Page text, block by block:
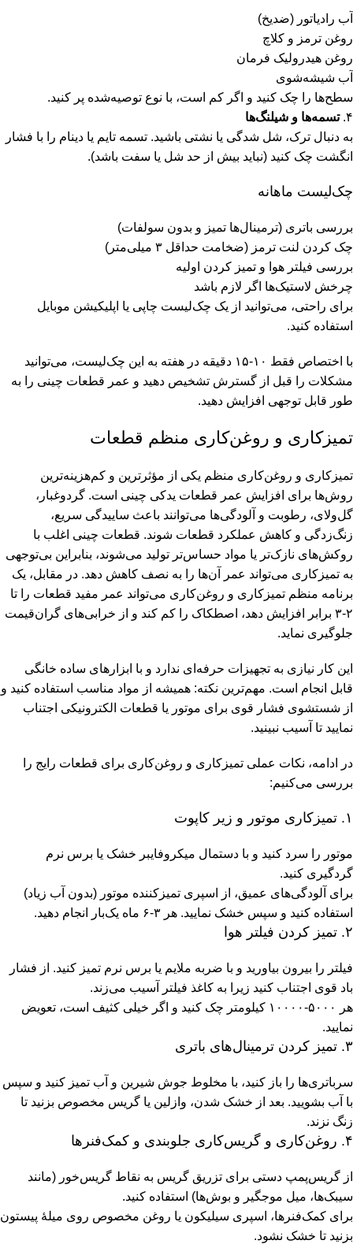
آب رادیاتور (ضدیخ)
روغن ترمز و کلاچ
روغن هیدرولیک فرمان
آب شیشه‌شوی
سطح‌ها را چک کنید و اگر کم است، با نوع توصیه‌شده پر کنید.
۴. تسمه‌ها و شیلنگ‌ها
به دنبال ترک، شل شدگی یا نشتی باشید. تسمه تایم یا دینام را با فشار
انگشت چک کنید (نباید بیش از حد شل یا سفت باشد).
چک‌لیست ماهانه
بررسی باتری (ترمینال‌ها تمیز و بدون سولفات)
چک کردن لنت ترمز (ضخامت حداقل ۳ میلی‌متر)
بررسی فیلتر هوا و تمیز کردن اولیه
چرخش لاستیک‌ها اگر لازم باشد
برای راحتی، می‌توانید از یک چک‌لیست چاپی یا اپلیکیشن موبایل
استفاده کنید.
با اختصاص فقط ۱۰-۱۵ دقیقه در هفته به این چک‌لیست، می‌توانید
مشکلات را قبل از گسترش تشخیص دهید و عمر قطعات چینی را به
طور قابل توجهی افزایش دهید.
تمیزکاری و روغن‌کاری منظم قطعات
تمیزکاری و روغن‌کاری منظم یکی از مؤثرترین و کم‌هزینه‌ترین
روش‌ها برای افزایش عمر قطعات یدکی چینی است. گردوغبار،
گل‌ولای، رطوبت و آلودگی‌ها می‌توانند باعث ساییدگی سریع،
زنگ‌زدگی و کاهش عملکرد قطعات شوند. قطعات چینی اغلب با
روکش‌های نازک‌تر یا مواد حساس‌تر تولید می‌شوند، بنابراین بی‌توجهی
به تمیزکاری می‌تواند عمر آن‌ها را به نصف کاهش دهد. در مقابل، یک
برنامه منظم تمیزکاری و روغن‌کاری می‌تواند عمر مفید قطعات را تا
۲-۳ برابر افزایش دهد، اصطکاک را کم کند و از خرابی‌های گران‌قیمت
جلوگیری نماید.
این کار نیازی به تجهیزات حرفه‌ای ندارد و با ابزارهای ساده خانگی
قابل انجام است. مهم‌ترین نکته: همیشه از مواد مناسب استفاده کنید و
از شستشوی فشار قوی برای موتور یا قطعات الکترونیکی اجتناب
نمایید تا آسیب نبینید.
در ادامه، نکات عملی تمیزکاری و روغن‌کاری برای قطعات رایج را
بررسی می‌کنیم:
۱. تمیزکاری موتور و زیر کاپوت
موتور را سرد کنید و با دستمال میکروفایبر خشک یا برس نرم
گردگیری کنید.
برای آلودگی‌های عمیق، از اسپری تمیزکننده موتور (بدون آب زیاد)
استفاده کنید و سپس خشک نمایید. هر ۳-۶ ماه یک‌بار انجام دهید.
۲. تمیز کردن فیلتر هوا
فیلتر را بیرون بیاورید و با ضربه ملایم یا برس نرم تمیز کنید. از فشار
باد قوی اجتناب کنید زیرا به کاغذ فیلتر آسیب می‌زند.
هر ۵۰۰۰-۱۰۰۰۰ کیلومتر چک کنید و اگر خیلی کثیف است، تعویض
نمایید.
۳. تمیز کردن ترمینال‌های باتری
سرباتری‌ها را باز کنید، با مخلوط جوش شیرین و آب تمیز کنید و سپس
با آب بشویید. بعد از خشک شدن، وازلین یا گریس مخصوص بزنید تا
زنگ نزند.
۴. روغن‌کاری و گریس‌کاری جلوبندی و کمک‌فنرها
از گریس‌پمپ دستی برای تزریق گریس به نقاط گریس‌خور (مانند
سیبک‌ها، میل موجگیر و بوش‌ها) استفاده کنید.
برای کمک‌فنرها، اسپری سیلیکون یا روغن مخصوص روی میلۀ پیستون
بزنید تا خشک نشود.